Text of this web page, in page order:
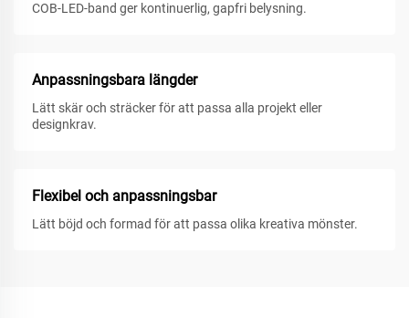
COB-LED-band ger kontinuerlig, gapfri belysning.
Anpassningsbara längder
Lätt skär och sträcker för att passa alla projekt eller
designkrav.
Flexibel och anpassningsbar
Lätt böjd och formad för att passa olika kreativa mönster.